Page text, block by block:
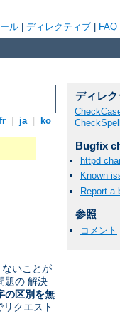
ル ディレクティブ FAQ
fr ja ko
いことが
題の 解決
の区別を無
クエスト
ディレ
Bugfix
httpd
Known
Report a
参照
コメント